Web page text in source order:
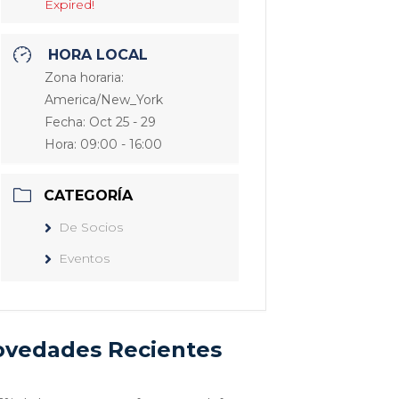
Expired!
HORA LOCAL
Zona horaria:
America/New_York
Fecha: Oct 25 - 29
Hora: 09:00 - 16:00
CATEGORÍA
De Socios
Eventos
Recientes